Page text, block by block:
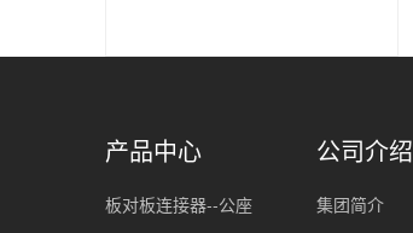
产品中心
板对板连接器--公座
公司介绍
集团简介